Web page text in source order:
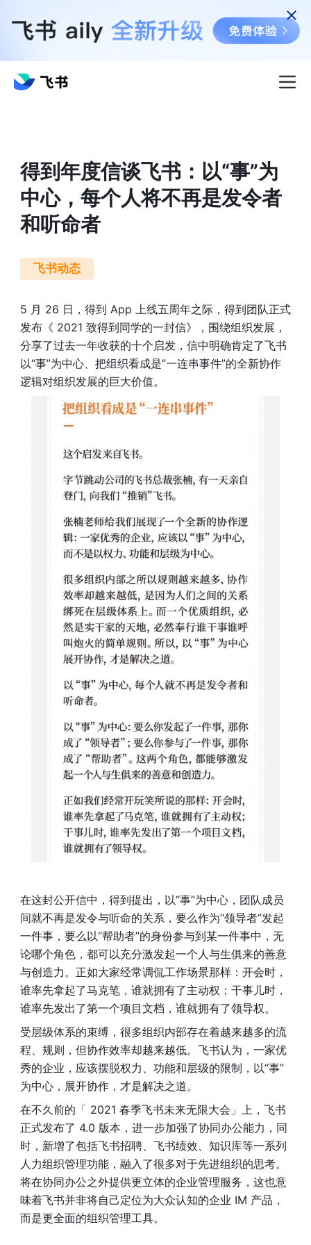
得到年度信谈飞书：以“事”为
中心，每个人将不再是发令者
和听命者
飞书动态
5 月 26 日，得到 App 上线五周年之际，得到团队正式
发布《 2021 致得到同学的一封信》，围绕组织发展，
分享了过去一年收获的十个启发，信中明确肯定了飞书
以“事”为中心、把组织看成是“一连串事件”的全新协作
逻辑对组织发展的巨大价值。
在这封公开信中，得到提出，以“事”为中心，团队成员
间就不再是发令与听命的关系，要么作为“领导者”发起
一件事，要么以“帮助者”的身份参与到某一件事中，无
论哪个角色，都可以充分激发起一个人与生俱来的善意
与创造力。正如大家经常调侃工作场景那样：开会时，
谁率先拿起了马克笔，谁就拥有了主动权；干事儿时，
谁率先发出了第一个项目文档，谁就拥有了领导权。
受层级体系的束缚，很多组织内部存在着越来越多的流
程、规则，但协作效率却越来越低。飞书认为，一家优
秀的企业，应该摆脱权力、功能和层级的限制，以“事”
为中心，展开协作，才是解决之道。
在不久前的「 2021 春季飞书未来无限大会」上，飞书
正式发布了 4.0 版本，进一步加强了协同办公能力，同
时，新增了包括飞书招聘、飞书绩效、知识库等一系列
人力组织管理功能，融入了很多对于先进组织的思考。
将在协同办公之外提供更立体的企业管理服务，这也意
味着飞书并非将自己定位为大众认知的企业 IM 产品，
而是更全面的组织管理工具。